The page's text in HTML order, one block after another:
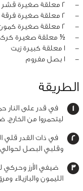
‏-
2 معلقة صغيرة قشر ليمون مبشور
‏-
2 معلقة صغيرة فرقة
‏-
2 معلقة صغيرة كمون
‏-
½ معلقة صغيرة
‏-
1 معلقة كبيرة زيت
‏-
1 بصل مفروم
الطريقة
في قدر على النار
ليتحمروا من
في ذات القدر قلي
وقلبي البصل
ضيفي الأرز وحركي
الليمون والبازيلاء